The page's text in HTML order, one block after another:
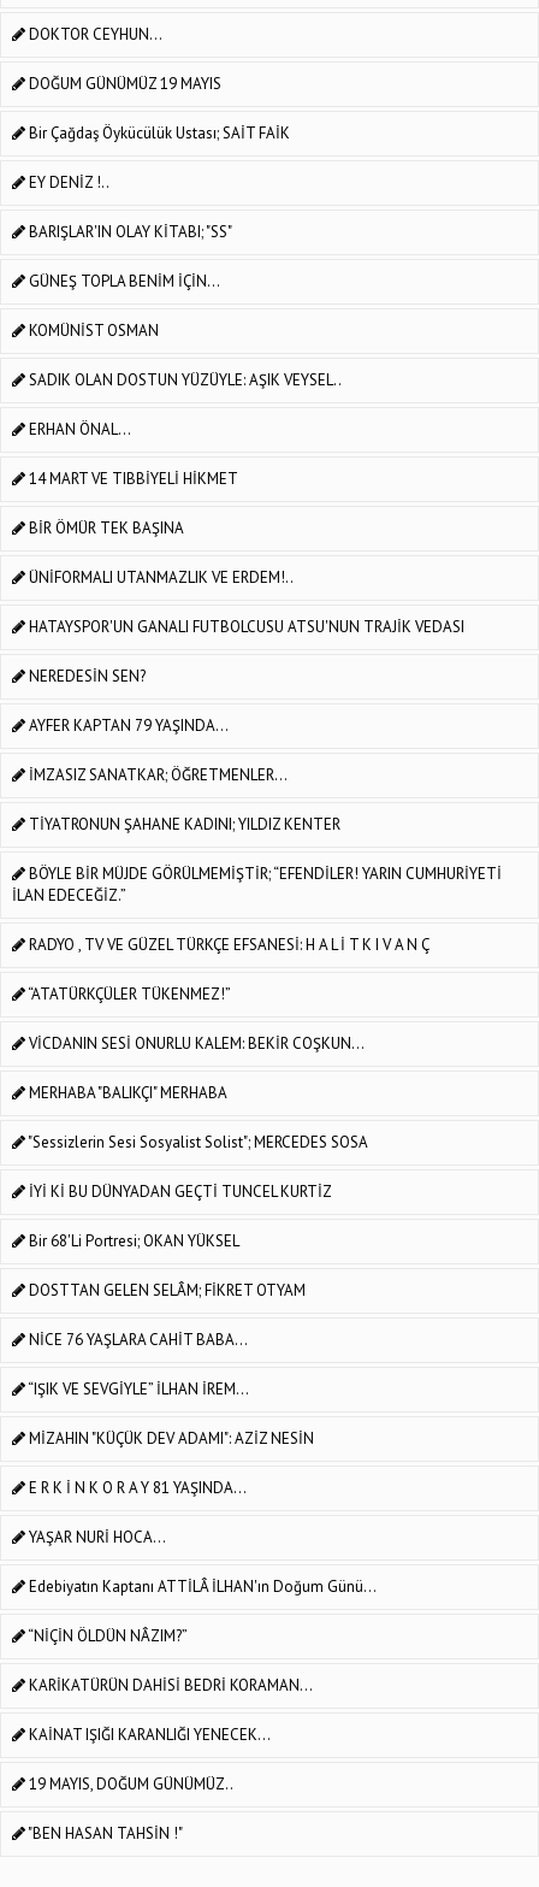
DOKTOR CEYHUN…
DOĞUM GÜNÜMÜZ 19 MAYIS
Bir Çağdaş Öykücülük Ustası; SAİT FAİK
EY DENİZ !..
BARIŞLAR'IN OLAY KİTABI; "SS"
GÜNEŞ TOPLA BENİM İÇİN…
KOMÜNİST OSMAN
SADIK OLAN DOSTUN YÜZÜYLE: AŞIK VEYSEL..
ERHAN ÖNAL...
14 MART VE TIBBİYELİ HİKMET
BİR ÖMÜR TEK BAŞINA
ÜNİFORMALI UTANMAZLIK VE ERDEM!..
HATAYSPOR'UN GANALI FUTBOLCUSU ATSU'NUN TRAJİK VEDASI
NEREDESİN SEN?
AYFER KAPTAN 79 YAŞINDA...
İMZASIZ SANATKAR; ÖĞRETMENLER…
TİYATRONUN ŞAHANE KADINI; YILDIZ KENTER
BÖYLE BİR MÜJDE GÖRÜLMEMİŞTİR; “EFENDİLER! YARIN CUMHURİYETİ
İLAN EDECEĞİZ.”
RADYO , TV VE GÜZEL TÜRKÇE EFSANESİ: H A L İ T K I V A N Ç
“ATATÜRKÇÜLER TÜKENMEZ!”
VİCDANIN SESİ ONURLU KALEM: BEKİR COŞKUN...
MERHABA "BALIKÇI" MERHABA
"Sessizlerin Sesi Sosyalist Solist"; MERCEDES SOSA
İYİ Kİ BU DÜNYADAN GEÇTİ TUNCEL KURTİZ
Bir 68'li Portresi; OKAN YÜKSEL
DOSTTAN GELEN SELÂM; FİKRET OTYAM
NİCE 76 YAŞLARA CAHİT BABA...
“IŞIK VE SEVGİYLE” İLHAN İREM...
MİZAHIN "KÜÇÜK DEV ADAMI": AZİZ NESİN
E R K İ N K O R A Y 81 YAŞINDA...
YAŞAR NURİ HOCA...
Edebiyatın Kaptanı ATTİLÂ İLHAN'ın Doğum Günü...
“NİÇİN ÖLDÜN NÂZIM?”
KARİKATÜRÜN DAHİSİ BEDRİ KORAMAN...
KAİNAT IŞIĞI KARANLIĞI YENECEK...
19 MAYIS, DOĞUM GÜNÜMÜZ..
"BEN HASAN TAHSİN !"